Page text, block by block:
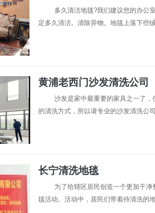
多久清洁地毯?我们建议您的办公
定多久清洁。清除异物。地毯上落下些
黄浦老西门沙发清洗公司
沙发是家中最重要的家具之一了
的清洗方式，所以请专业的沙发清洗公
长宁清洗地毯
为了给辖区居民创造一个更加干
毯活动。活动中，居民们带着待清洗的